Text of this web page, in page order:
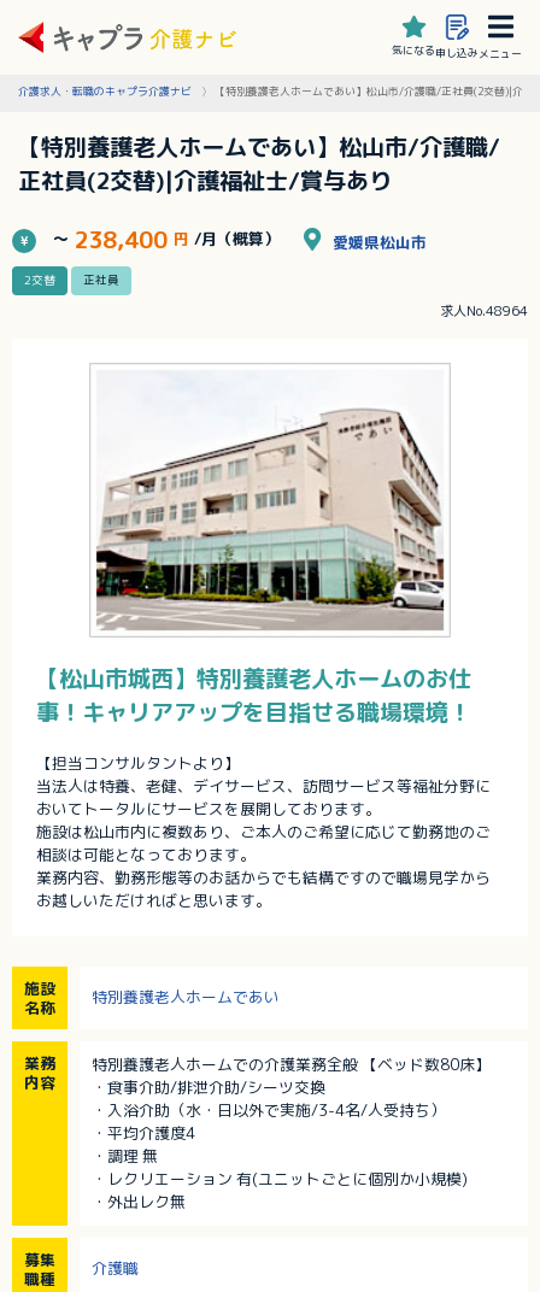
気になる申し込みメニュー
介護求人・転職のキャプラ介護ナビ 【特別養護老人ホームであい】松山市/介護職/正社員(2交替)|介護
【特別養護老人ホームであい】松山市/介護職/
正社員(2交替)|介護福祉士/賞与あり
～ 238,400 円 /月（概算） 愛媛県松山市
2交替 正社員
求人No.48964
【松山市城西】特別養護老人ホームのお仕
事！キャリアアップを目指せる職場環境！
【担当コンサルタントより】
当法人は特養、老健、デイサービス、訪問サービス等福祉分野に
おいてトータルにサービスを展開しております。
施設は松山市内に複数あり、ご本人のご希望に応じて勤務地のご
相談は可能となっております。
業務内容、勤務形態等のお話からでも結構ですので職場見学から
お越しいただければと思います。
施設
名称
特別養護老人ホームであい
業務
内容
特別養護老人ホームでの介護業務全般 【ベッド数80床】
・食事介助/排泄介助/シーツ交換
・入浴介助（水・日以外で実施/3-4名/人受持ち）
・平均介護度4
・調理 無
・レクリエーション 有(ユニットごとに個別か小規模)
・外出レク無
募集
職種
介護職